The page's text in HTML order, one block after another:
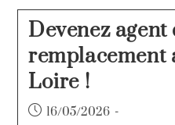
Devenez agent
remplacement
Loire !
16/05/2026